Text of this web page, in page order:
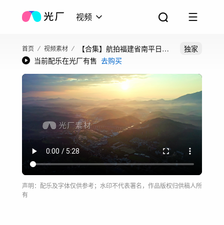
视频
首页 视频素材
【合集】航拍福建省南平日出
南平宣传片
独家
当前配乐在光厂有售 去购买
声明：配乐及字体仅供参考；水印不代表署名，作品版权归供稿人所
有